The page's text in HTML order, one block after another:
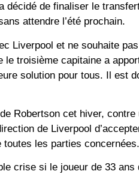
de finaliser le
attendre l’été prochain.
Liverpool et ne souhaite
troisième capitaine a
solution pour tous. Il est
Robertson cet hiver,
de Liverpool
les parties concernées.
crise si le joueur de 33